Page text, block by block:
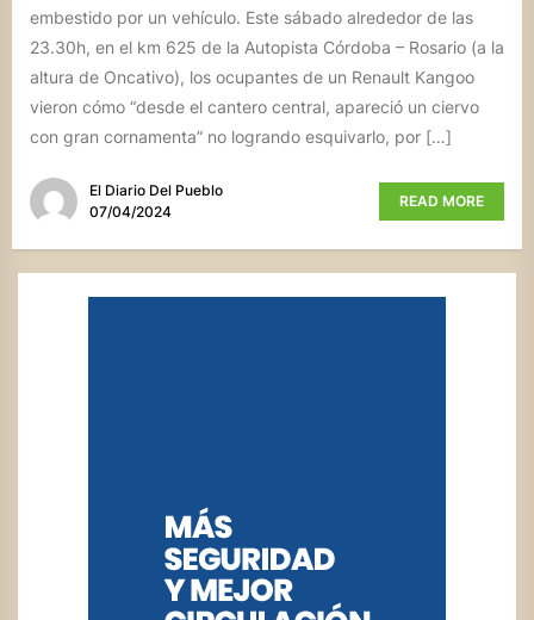
embestido por un vehículo. Este sábado alrededor de las
23.30h, en el km 625 de la Autopista Córdoba – Rosario (a la
altura de Oncativo), los ocupantes de un Renault Kangoo
vieron cómo “desde el cantero central, apareció un ciervo
con gran cornamenta” no logrando esquivarlo, por […]
El Diario Del Pueblo
07/04/2024
READ MORE